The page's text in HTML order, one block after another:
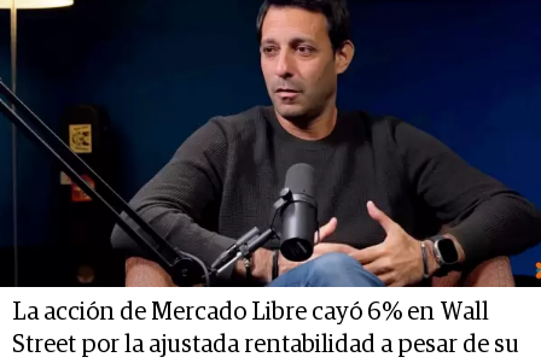
La acción de Mercado Libre cayó 6% en Wall
Street por la ajustada rentabilidad a pesar de su